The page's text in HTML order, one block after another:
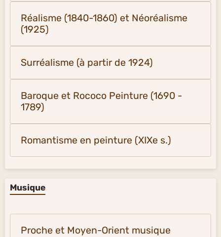
Réalisme (1840-1860) et Néoréalisme
(1925)
Surréalisme (à partir de 1924)
Baroque et Rococo Peinture (1690 -
1789)
Romantisme en peinture (XIXe s.)
Musique
Proche et Moyen-Orient musique